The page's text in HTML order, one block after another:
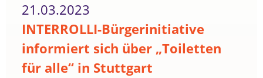
21.03.2023
INTERROLLI-Bürgerinitiative
informiert sich über „Toiletten
für alle“ in Stuttgart